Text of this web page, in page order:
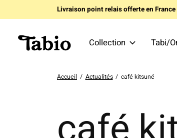
Livraison point relais offerte en
Collection Tabi/
Accueil / Actualités / café kitsuné